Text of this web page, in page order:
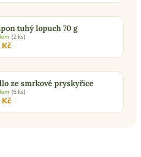
tuhý lopuch 70 g
(2 ks)
ze smrkové pryskyřice
(6 ks)